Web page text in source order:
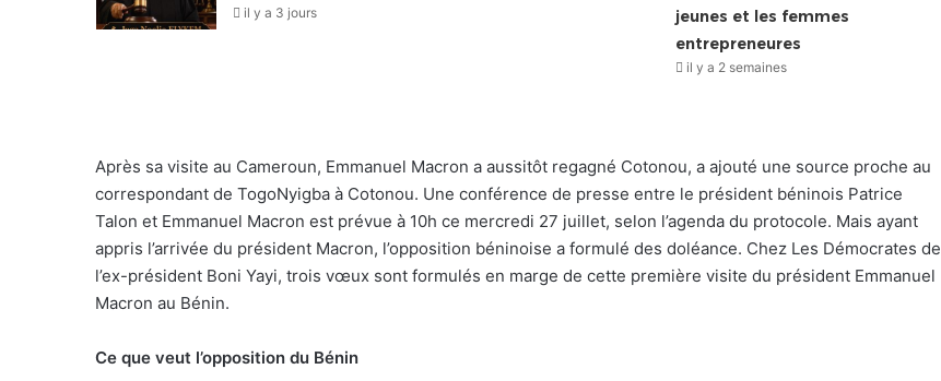
il y a 3 jours
jeunes et les femmes
entrepreneures
il y a 2 semaines
Après sa visite au Cameroun, Emmanuel Macron a aussitôt regagné Cotonou, a ajouté une source proche au
correspondant de TogoNyigba à Cotonou. Une conférence de presse entre le président béninois Patrice
Talon et Emmanuel Macron est prévue à 10h ce mercredi 27 juillet, selon l’agenda du protocole. Mais ayant
appris l’arrivée du président Macron, l’opposition béninoise a formulé des doléance. Chez Les Démocrates de
l’ex-président Boni Yayi, trois vœux sont formulés en marge de cette première visite du président Emmanuel
Macron au Bénin.
Ce que veut l’opposition du Bénin